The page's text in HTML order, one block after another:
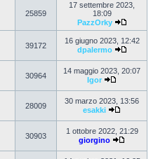
25859
17 settembre 2023,
18:09
PazzOrky
39172
16 giugno 2023, 12:42
dpalermo
30964
14 maggio 2023, 20:07
Igor
28009
30 marzo 2023, 13:56
esakki
30903
1 ottobre 2022, 21:29
giorgino